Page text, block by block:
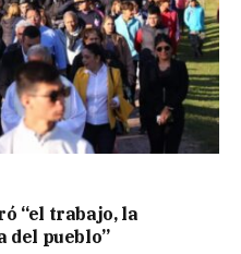
“el trabajo, la
del pueblo”